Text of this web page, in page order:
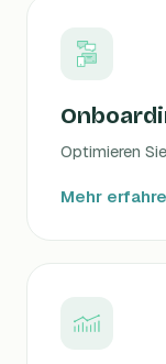
Optimieren
Mehr